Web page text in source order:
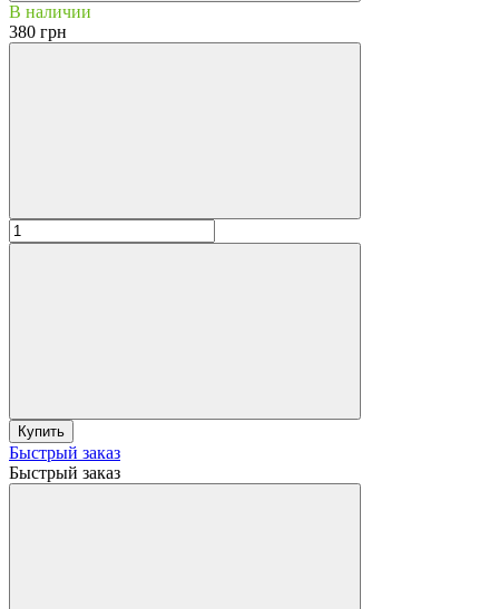
В наличии
380 грн
Купить
Быстрый заказ
Быстрый заказ